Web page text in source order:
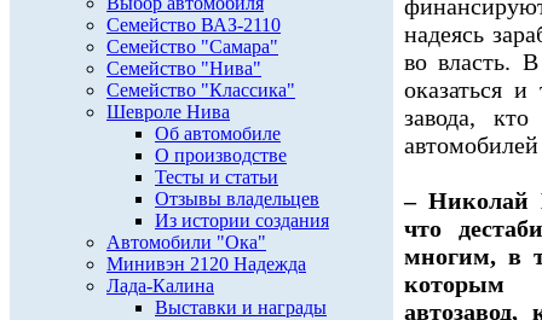
Семейство ВАЗ-2110
Семейство "Самара"
Семейство "Нива"
Семейство "Классика"
Шевроле Нива
Об автомобиле
О производстве
Тесты и статьи
Отзывы владельцев
Из истории создания
Автомобили "Ока"
Минивэн 2120 Надежда
Лада-Калина
Выставки и награды
надеясь
во власть.
оказаться
завода,
– Николай
что
многим, в
которым